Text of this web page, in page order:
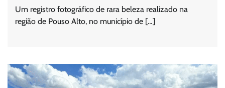
Um registro fotográfico de rara beleza realizado na
região de Pouso Alto, no município de […]